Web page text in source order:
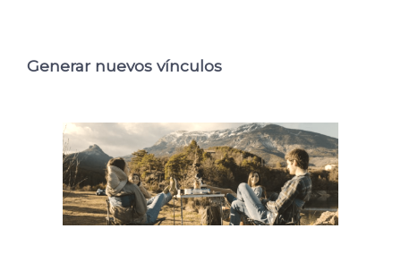
Generar nuevos vínculos